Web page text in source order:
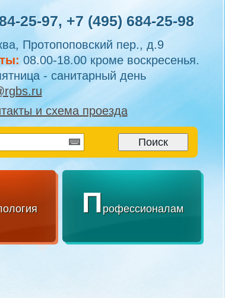
25-97, +7 (495) 684-25-98
Протопоповский пер., д.9
08.00-18.00 кроме воскресенья.
- санитарный день
и схема проезда
Профессионалам